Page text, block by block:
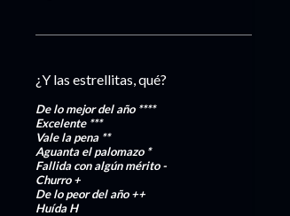
¿Y las estrellitas, qué?
De lo mejor del año ****
Excelente***
Vale la pena **
Aguanta el palomazo *
Fallida con algún mérito-
Churro+
De lo peor del año++
HuídaH